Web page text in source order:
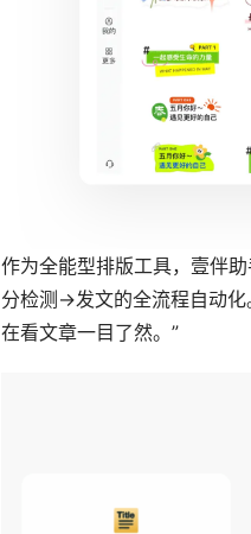
作为全能型排版工具，壹伴
分检测→发文的全流程自动化
在看文章一目了然。”